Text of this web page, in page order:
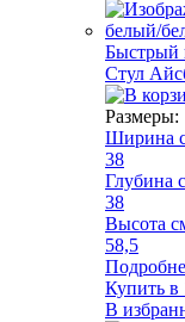
Быстрый
Стул
Размеры:
Ширина
38
Глубина
38
Высота
58,5
Купить в
В